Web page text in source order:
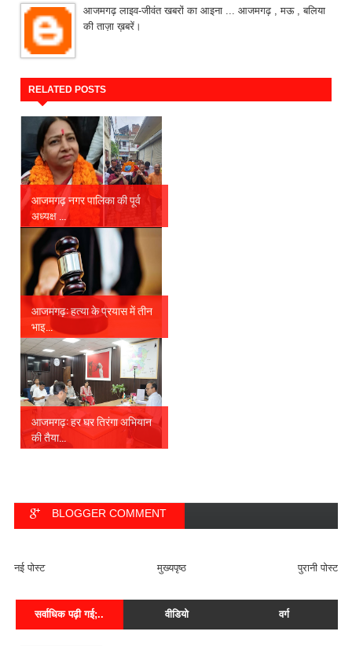
आजमगढ़ लाइव-जीवंत खबरों का आइना ... आजमगढ़ , मऊ , बलिया
की ताज़ा ख़बरें।
RELATED POSTS
आजमगढ़ नगर पालिका की पूर्व
अध्यक्ष ...
आजमगढ़: हत्या के प्रयास में तीन
भाइ...
आजमगढ़: हर घर तिरंगा अभियान
की तैया...
BLOGGER COMMENT
नई पोस्ट पुरानी पोस्ट
मुख्यपृष्ठ
सर्वाधिक पढ़ी गई;.. वीडियो वर्ग